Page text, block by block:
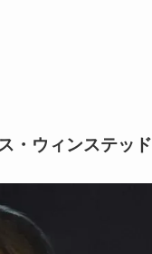
・ウィンステッド